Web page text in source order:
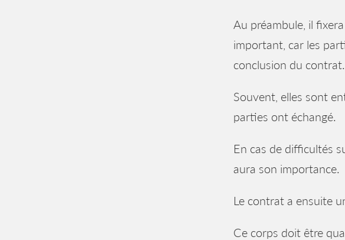
Au préambule, il fixera
important, car les
conclusion du contrat.
Souvent, elles sont
parties ont échangé.
En cas de difficultés
aura son importance.
Le contrat a ensuite
Ce corps doit être